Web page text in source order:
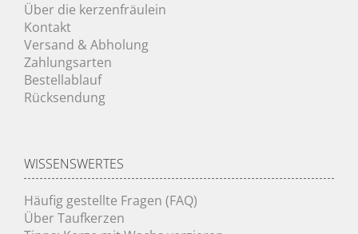
Über die kerzenfräulein
Kontakt
Versand & Abholung
Zahlungsarten
Bestellablauf
Rücksendung
WISSENSWERTES
Häufig gestellte Fragen (FAQ)
Über Taufkerzen